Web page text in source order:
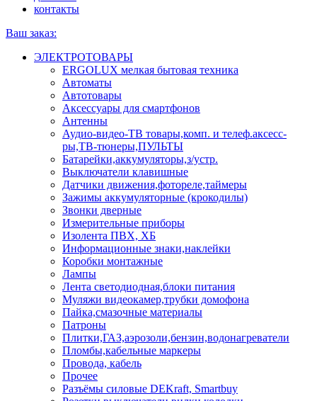
контакты
Ваш заказ:
ЭЛЕКТРОТОВАРЫ
ERGOLUX мелкая бытовая техника
Автоматы
Автотовары
Аксессуары для смартфонов
Антенны
Аудио-видео-ТВ товары,комп. и телеф.аксесс-
ры,ТВ-тюнеры,ПУЛЬТЫ
Батарейки,аккумуляторы,з/устр.
Выключатели клавишные
Датчики движения,фотореле,таймеры
Зажимы аккумуляторные (крокодилы)
Звонки дверные
Измерительные приборы
Изолента ПВХ, ХБ
Информационные знаки,наклейки
Коробки монтажные
Лампы
Лента светодиодная,блоки питания
Муляжи видеокамер,трубки домофона
Пайка,смазочные материалы
Патроны
Плитки,ГАЗ,аэрозоли,бензин,водонагреватели
Пломбы,кабельные маркеры
Провода, кабель
Прочее
Разъёмы силовые DEKraft, Smartbuy